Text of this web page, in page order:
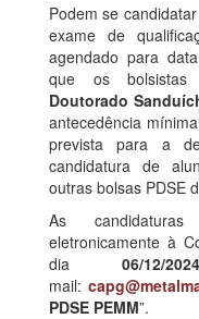
Podem se
exame de
agendado para
que os bolsistas
Doutorado
antecedência
prevista para a
candidatura de
outras bolsas PDSE
As
eletronicamente à
dia 06/12/2024
mail:
PDSE PEMM”.